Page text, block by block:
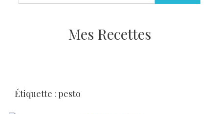
Étiquette :pesto
Mes Recettes